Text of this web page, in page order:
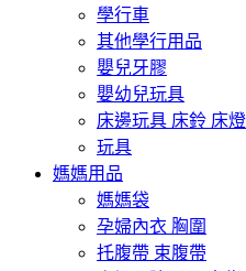
學行車
其他學行用品
嬰兒牙膠
嬰幼兒玩具
床邊玩具 床鈴 床燈
玩具
媽媽用品
媽媽袋
孕婦內衣 胸圍
托腹帶 束腹帶